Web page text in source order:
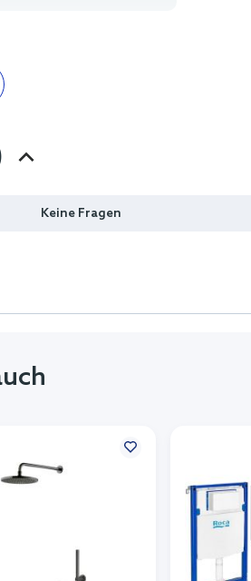
Keine Fragen